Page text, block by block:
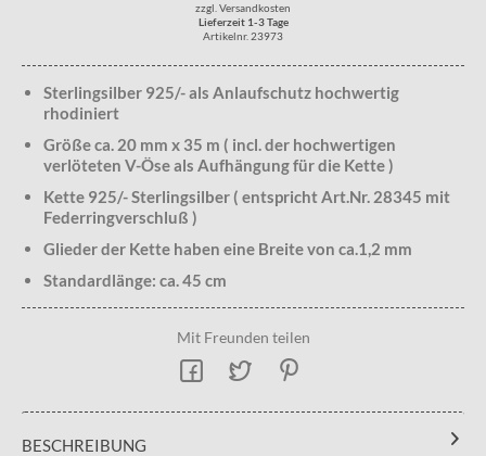
zzgl. Versandkosten
Lieferzeit 1-3 Tage
Artikelnr. 23973
Sterlingsilber 925/- als Anlaufschutz hochwertig
rhodiniert
Größe ca. 20 mm x 35 m ( incl. der hochwertigen
verlöteten V-Öse als Aufhängung für die Kette )
Kette 925/- Sterlingsilber ( entspricht Art.Nr. 28345 mit
Federringverschluß )
Glieder der Kette haben eine Breite von ca.1,2 mm
Standardlänge: ca. 45 cm
Mit Freunden teilen
BESCHREIBUNG